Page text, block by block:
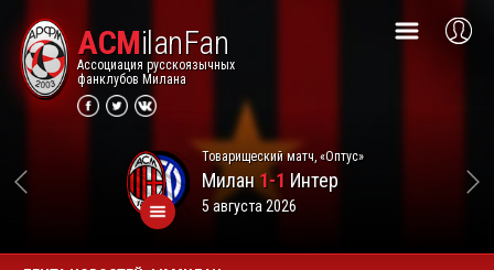
ACMilanFan
Ассоциация русскоязычных
фанклубов Милана
Товарищеский матч, «Оптус»
Милан1-1 Интер
5 августа 2026